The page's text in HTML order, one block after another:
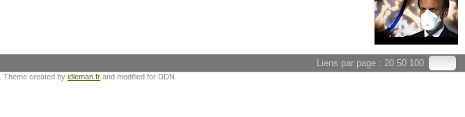
Liens par page : 20 50 100
. Theme created by idleman.fr and modified for DDN.